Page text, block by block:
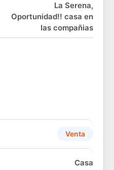
La Serena,
Oportunidad!! casa en
las compañias
Venta
Casa